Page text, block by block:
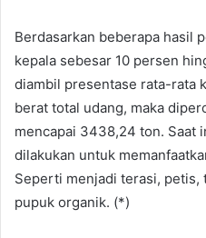
Berdasarkan beberapa hasil
kepala sebesar 10 persen
diambil presentase rata-rata
berat total udang, maka
mencapai 3438,24 ton. Saat
dilakukan untuk
Seperti menjadi terasi, petis,
pupuk organik. (*)